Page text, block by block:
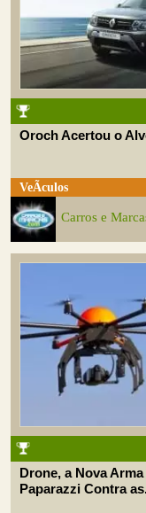
Oroch Acertou o
VeÃ­culos
Carros e
Drone, a Nova Arma
Paparazzi Contra